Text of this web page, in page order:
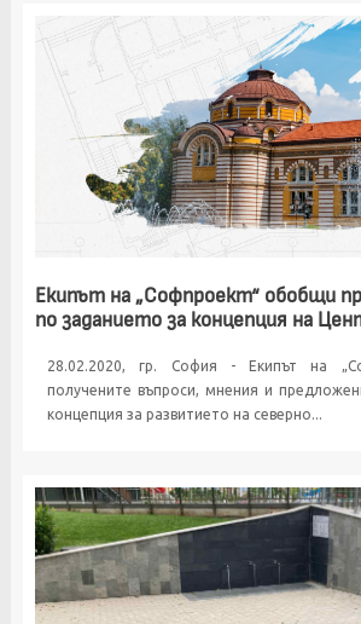
Екипът на „Софпроект“ обобщи
по заданието за концепция на
28.02.2020, гр. София - Екипът на
получените въпроси, мнения и
концепция за развитието на северно...